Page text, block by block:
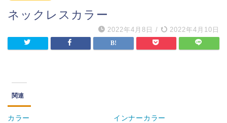
ネックレスカラー
2022年4月8日 / 2022年4月10日
関連
カラー
インナーカラー
ツイストパーマ